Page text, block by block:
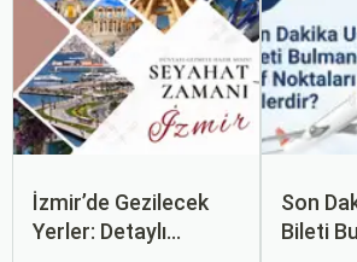
İzmir’de Gezilecek
Yerler: Detaylı
Son
Bileti